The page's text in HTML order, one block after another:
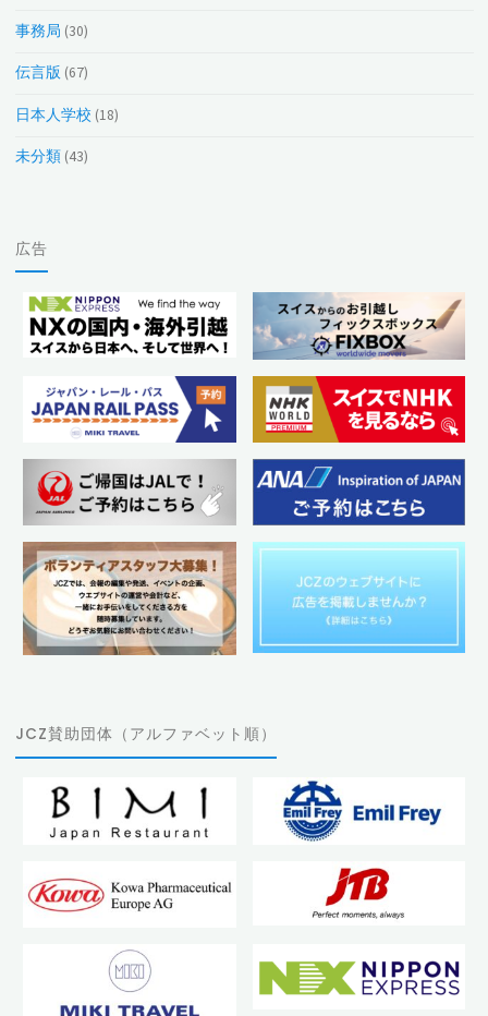
事務局 (30)
伝言版 (67)
日本人学校 (18)
未分類(43)
広告
JCZ賛助団体（アルファベット順）